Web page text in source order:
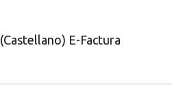
(Castellano) E-Factura